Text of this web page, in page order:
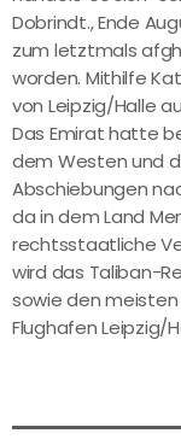
Dobrindt., Ende
zum letztmals
worden. Mithilfe
von Leipzig/Halle
Das Emirat hatte
dem Westen und
Abschiebungen
da in dem Land
rechtsstaatliche
wird das Taliban-
sowie den
Flughafen Leipzig/